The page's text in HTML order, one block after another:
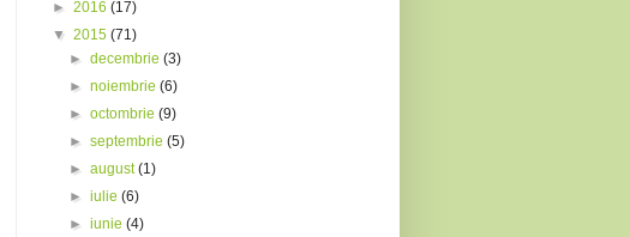
► 2016 (17)
▼ 2015 (71)
►decembrie(3)
►noiembrie(6)
►octombrie(9)
►septembrie(5)
►august(1)
►iulie(6)
►iunie(4)